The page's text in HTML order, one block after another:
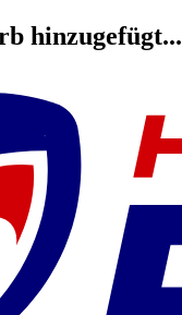
hinzugefügt...